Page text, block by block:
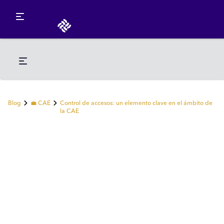
Blog 💼 CAE
Control de accesos: un elemento clave en el ámbito de
la CAE